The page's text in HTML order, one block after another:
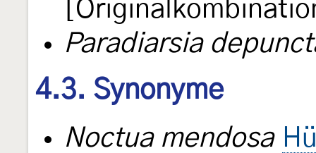
Paradiarsia
4.3. Synonyme
Noctua mendosa